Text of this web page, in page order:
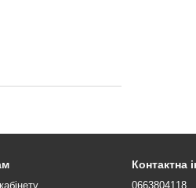
Контактна
0663804118